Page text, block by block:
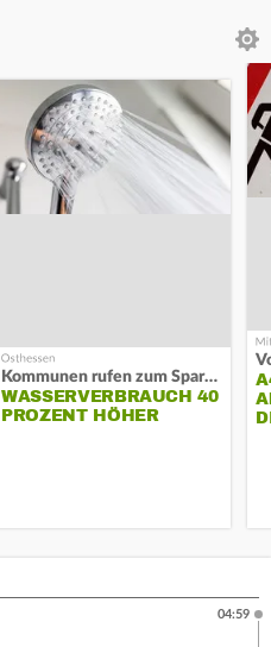
Kommunen rufen zum Sparen auf
WASSERVERBRAUCH 40
PROZENT HÖHER
04:59